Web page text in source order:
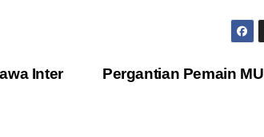
Pergantian Pemain
Inter